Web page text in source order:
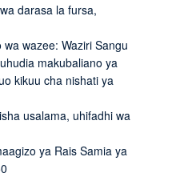
darasa la fursa,
wazee: Waziri Sangu
makubaliano ya
kikuu cha nishati ya
usalama, uhifadhi wa
ya Rais Samia ya